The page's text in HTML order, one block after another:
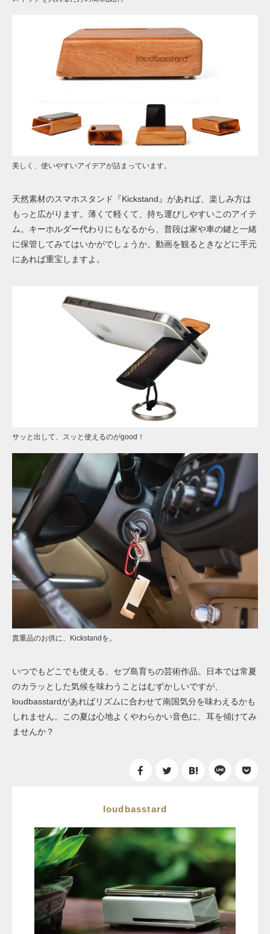
美しく、使いやすいアイデアが詰まっています。
天然素材のスマホスタンド『Kickstand』があれば、楽しみ方は
もっと広がります。薄くて軽くて、持ち運びしやすいこのアイテ
ム。キーホルダー代わりにもなるから、普段は家や車の鍵と一緒
に保管してみてはいかがでしょうか。動画を観るときなどに手元
にあれば重宝しますよ。
サッと出して、スッと使えるのがgood！
貴重品のお供に、Kickstandを。
いつでもどこでも使える、セブ島育ちの芸術作品。日本では常夏
のカラッとした気候を味わうことはむずかしいですが、
loudbasstardがあればリズムに合わせて南国気分を味わえるかも
しれません。この夏は心地よくやわらかい音色に、耳を傾けてみ
ませんか？
loudbasstard